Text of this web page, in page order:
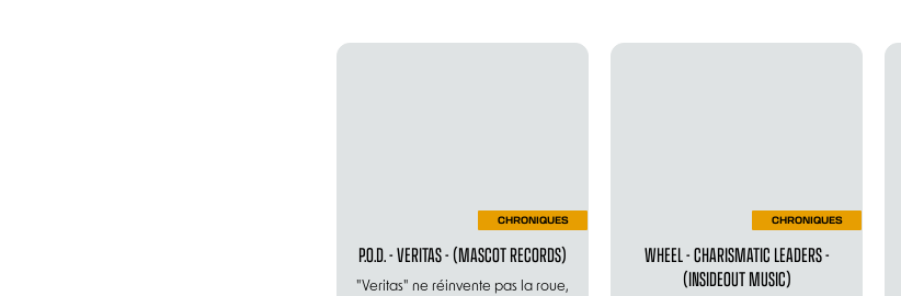
CHRONIQUES
P.O.D. - VERITAS - (MASCOT RECORDS)
"Veritas" ne réinvente pas la roue,
CHRONIQUES
WHEEL - CHARISMATIC LEADERS -
(INSIDEOUT MUSIC)